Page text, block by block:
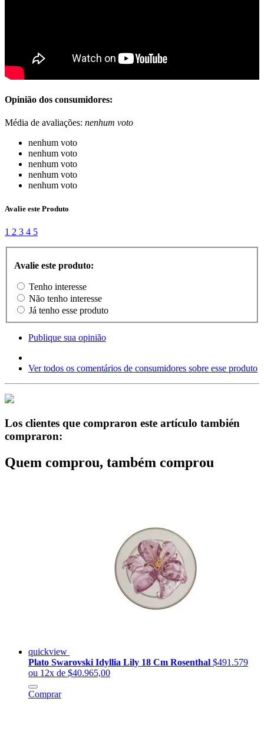
Opinião dos consumidores:
Média de avaliações: nenhum voto
nenhum voto
nenhum voto
nenhum voto
nenhum voto
nenhum voto
Avalie este Produto
1 2 3 4 5
Avalie este produto:
Tenho interesse
Não tenho interesse
Já tenho esse produto
Publique sua opinião
Ver todos os comentários de consumidores sobre esse produto
Los clientes que compraron este artículo también
compraron:
Quem comprou, também comprou
quickview
Plato Swarovski Idyllia Lily 18 Cm Rosenthal $491.579
ou 12x de $40.965,00
Comprar